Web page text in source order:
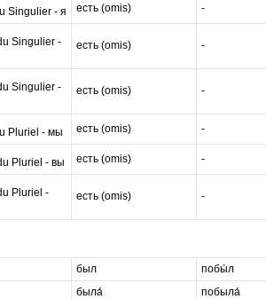
Singulier - я есть (omis) -
Singulier -
есть (omis) -
Singulier -
есть (omis) -
Pluriel - мы есть (omis) -
Pluriel - вы есть (omis) -
Pluriel -
есть (omis) -
был
побы́л
была́
побыла́